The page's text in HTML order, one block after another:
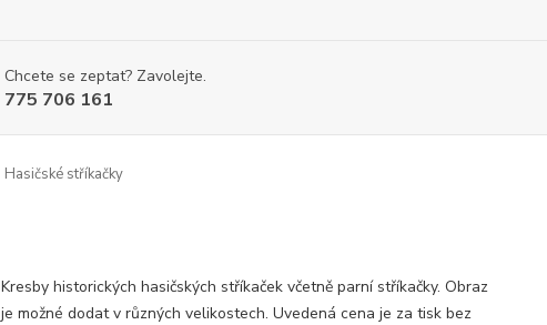
Chcete se zeptat? Zavolejte.
775 706 161
Hasičské stříkačky
Kresby historických hasičských stříkaček včetně parní stříkačky. Obraz
je možné dodat v různých velikostech. Uvedená cena je za tisk bez